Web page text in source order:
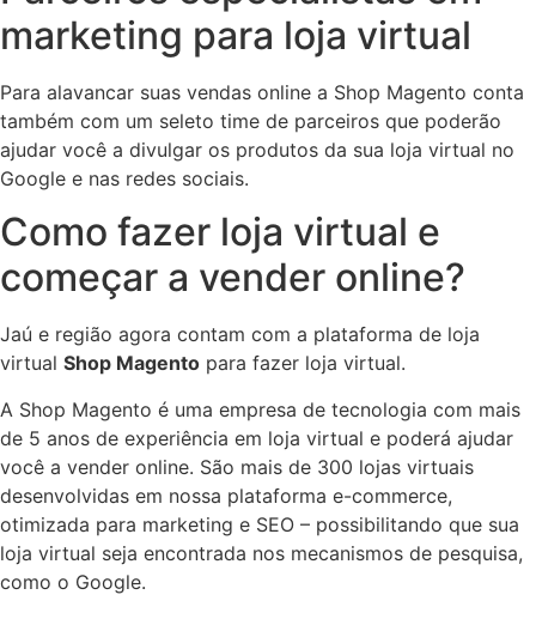
marketing para loja virtual
Para alavancar suas vendas online a Shop Magento conta
também com um seleto time de parceiros que poderão
ajudar você a divulgar os produtos da sua loja virtual no
Google e nas redes sociais.
Como fazer loja virtual e
começar a vender online?
Jaú e região agora contam com a plataforma de loja
virtual Shop Magento para fazer loja virtual.
A Shop Magento é uma empresa de tecnologia com mais
de 5 anos de experiência em loja virtual e poderá ajudar
você a vender online. São mais de 300 lojas virtuais
desenvolvidas em nossa plataforma e-commerce,
otimizada para marketing e SEO – possibilitando que sua
loja virtual seja encontrada nos mecanismos de pesquisa,
como o Google.